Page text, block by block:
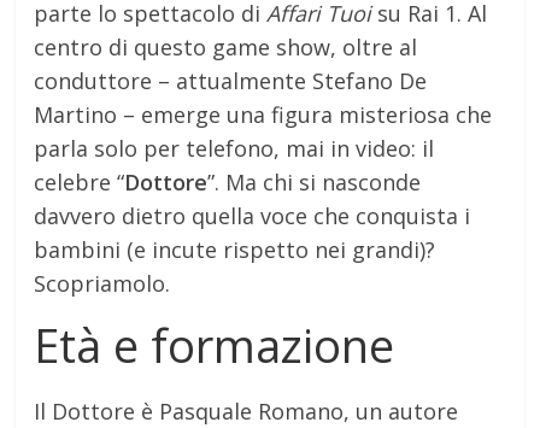
parte lo spettacolo diAffari Tuoisu Rai 1. Al
centro di questo game show, oltre al
conduttore – attualmente Stefano De
Martino – emerge una figura misteriosa che
parla solo per telefono, mai in video: il
celebre “Dottore”. Ma chi si nasconde
davvero dietro quella voce che conquista i
bambini (e incute rispetto nei grandi)?
Scopriamolo.
Età e formazione
Il Dottore è Pasquale Romano, un autore